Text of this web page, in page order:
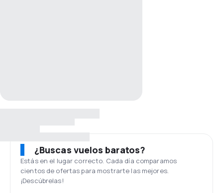
¿Buscas vuelos baratos?
Estás en el lugar correcto. Cada día comparamos
cientos de ofertas para mostrarte las mejores.
¡Descúbrelas!